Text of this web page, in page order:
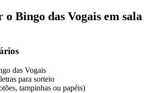
Bingo das Vogais em sala
das Vogais
para sorteio
tampinhas ou papéis)